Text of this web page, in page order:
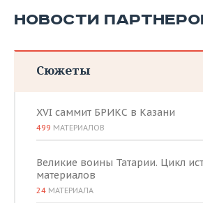
НОВОСТИ
Сюжеты
XVI саммит БРИКС в Казани
499 МАТЕРИАЛОВ
Великие воины Татарии. Цикл
материалов
24 МАТЕРИАЛА